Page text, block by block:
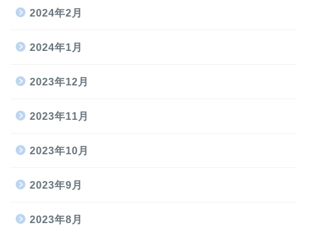
2024年2月
2024年1月
2023年12月
2023年11月
2023年10月
2023年9月
2023年8月